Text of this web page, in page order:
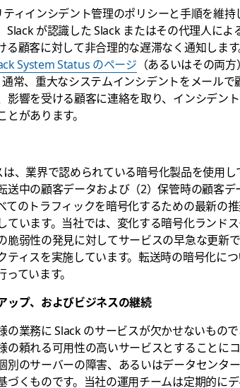
ィインシデント管理のポリシーと手順を維
Slack が認識した Slack またはその代理人に
る顧客に対して非合理的な遅滞なく通知しま
System Status のページ （あるいはその両
通常、重大なシステムインシデントをメール
影響を受ける顧客に連絡を取り、インシデン
があります。
、業界で認められている暗号化製品を使用
送中の顧客データおよび（2）保管時の顧客
てのトラフィックを暗号化するための最新の
ています。当社では、変化する暗号化ランド
脆弱性の発見に対してサービスの早急な更新
ティスを実施しています。転送時の暗号化に
ています。
ップ、およびビジネスの継続
の業務に Slack のサービスが欠かせないもの
の頼れる可用性の高いサービスとすることに
別のサーバーの障害、あるいはデータセンタ
づくものです。当社の運用チームは定期的に